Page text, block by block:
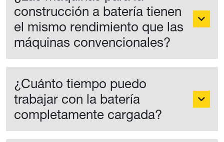
¿Las máquinas para la
construcción a batería tienen
el mismo rendimiento que las
máquinas convencionales?
¿Cuánto tiempo puedo
trabajar con la batería
completamente cargada?